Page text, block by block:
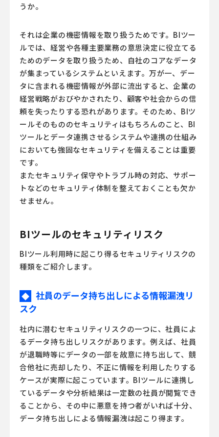
うか。
それは企業の機密情報を取り扱うためです。BIツー
ルでは、経営や各種主要業務の意思決定に役立てる
ためのデータを取り扱うため、自社のコアなデータ
が集まっているシステムといえます。万が一、デー
タに含まれる機密情報が外部に流出すると、企業の
経営戦略がおびやかされたり、顧客や社会からの信
頼を失ったりする恐れがあります。そのため、BIツ
ールそのもののセキュリティはもちろんのこと、BI
ツールとデータ連携させるシステムや連携の仕組み
においても強固なセキュリティを備えることは重要
です。
またセキュリティ保守やトラブル時の対応、サポー
トなどのセキュリティ体制を整えておくことも欠か
せません。
BIツールのセキュリティリスク
BIツール利用時に起こり得るセキュリティリスクの
種類をご紹介します。
◆ 社員のデータ持ち出しによる情報漏洩リ
スク
社内に潜むセキュリティリスクの一つに、社員によ
るデータ持ち出しリスクがあります。例えば、社員
が退職時等にデータの一部を故意に持ち出して、競
合他社に売却したり、不正に情報を利用したりする
ケースが実際に起こっています。BIツールに連携し
ているデータや分析結果は一定数の社員が閲覧でき
ることから、その中に悪意を持つ者がいれば十分、
データ持ち出しによる情報漏洩は起こり得ます。